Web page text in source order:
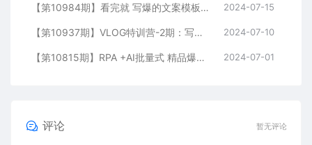
【第10984期】看完就 写爆的文案模板课，好文案/免费流量/快速成交/学好文案价值百万 2024-07-15
【第10937期】VLOG特训营-2期：写出10w+爆款文案，制作爆款视频 2024-07-10
【第10815期】RPA +AI批量式 精品爆文写作 日更实操营，打造24小时持续进账 2024-07-01
评论 暂无评论